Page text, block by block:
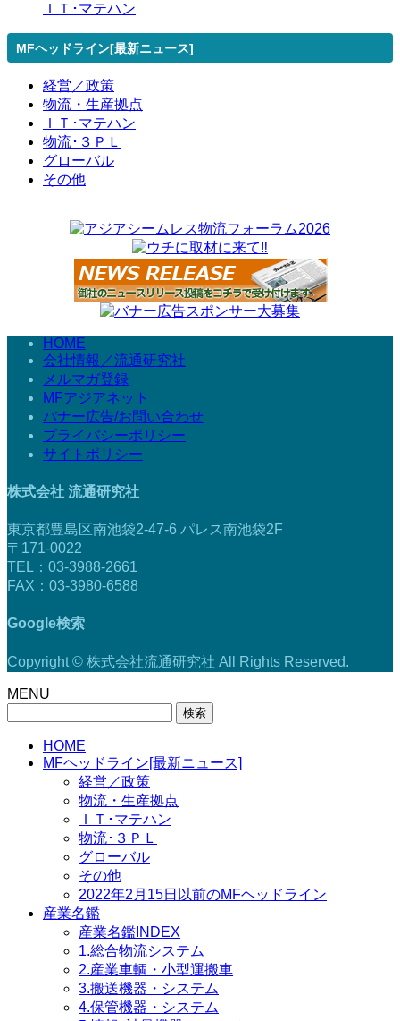
ＩＴ･マテハン
MFヘッドライン[最新ニュース]
経営／政策
物流・生産拠点
ＩＴ･マテハン
物流･３ＰＬ
グローバル
その他
HOME
会社情報／流通研究社
メルマガ登録
MFアジアネット
バナー広告/お問い合わせ
プライバシーポリシー
サイトポリシー
株式会社 流通研究社
東京都豊島区南池袋2-47-6 パレス南池袋2F
〒171-0022
TEL：03-3988-2661
FAX：03-3980-6588
Google検索
Copyright © 株式会社流通研究社 All Rights Reserved.
MENU
HOME
MFヘッドライン[最新ニュース]
経営／政策
物流・生産拠点
ＩＴ･マテハン
物流･３ＰＬ
グローバル
その他
2022年2月15日以前のMFヘッドライン
産業名鑑
産業名鑑INDEX
1.総合物流システム
2.産業車輌・小型運搬車
3.搬送機器・システム
4.保管機器・システム